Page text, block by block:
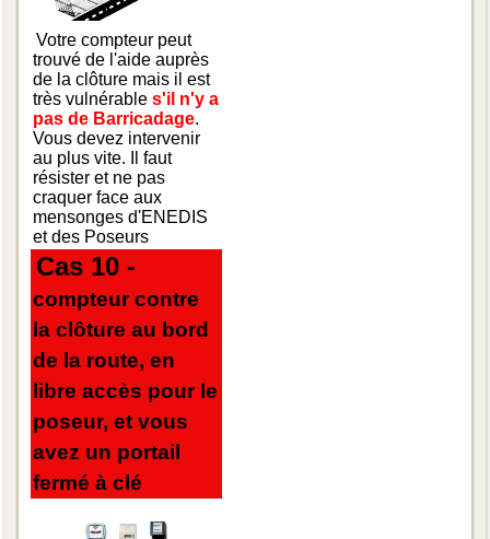
Votre compteur peut
trouvé de l'aide auprès
de la clôture mais il est
très vulnérables'il n'y a
pas de Barricadage.
Vous devez intervenir
au plus vite. Il faut
résister et ne pas
craquer face aux
mensonges d'ENEDIS
et des Poseurs
Cas 10 -
compteur contre
la clôture au bord
de la route, en
libre accès pour le
poseur, et vous
avez un portail
fermé à clé